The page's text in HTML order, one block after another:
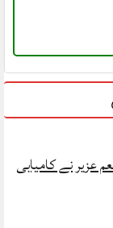
عزیر نے کامیابی